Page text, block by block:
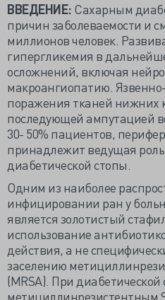
ВВЕДЕНИЕ: Сахарным
причин заболеваемости и
миллионов человек.
гипергликемия в
осложнений, включая
макроангиопатию.
поражения тканей нижних
последующей ампутацией
30- 50% пациентов,
принадлежит ведущая
диабетической стопы.
Одним из наиболее
инфицировании ран у
является золотистый
использование
действия, а не
заселению
(MRSA). При
метициллинрезистентным